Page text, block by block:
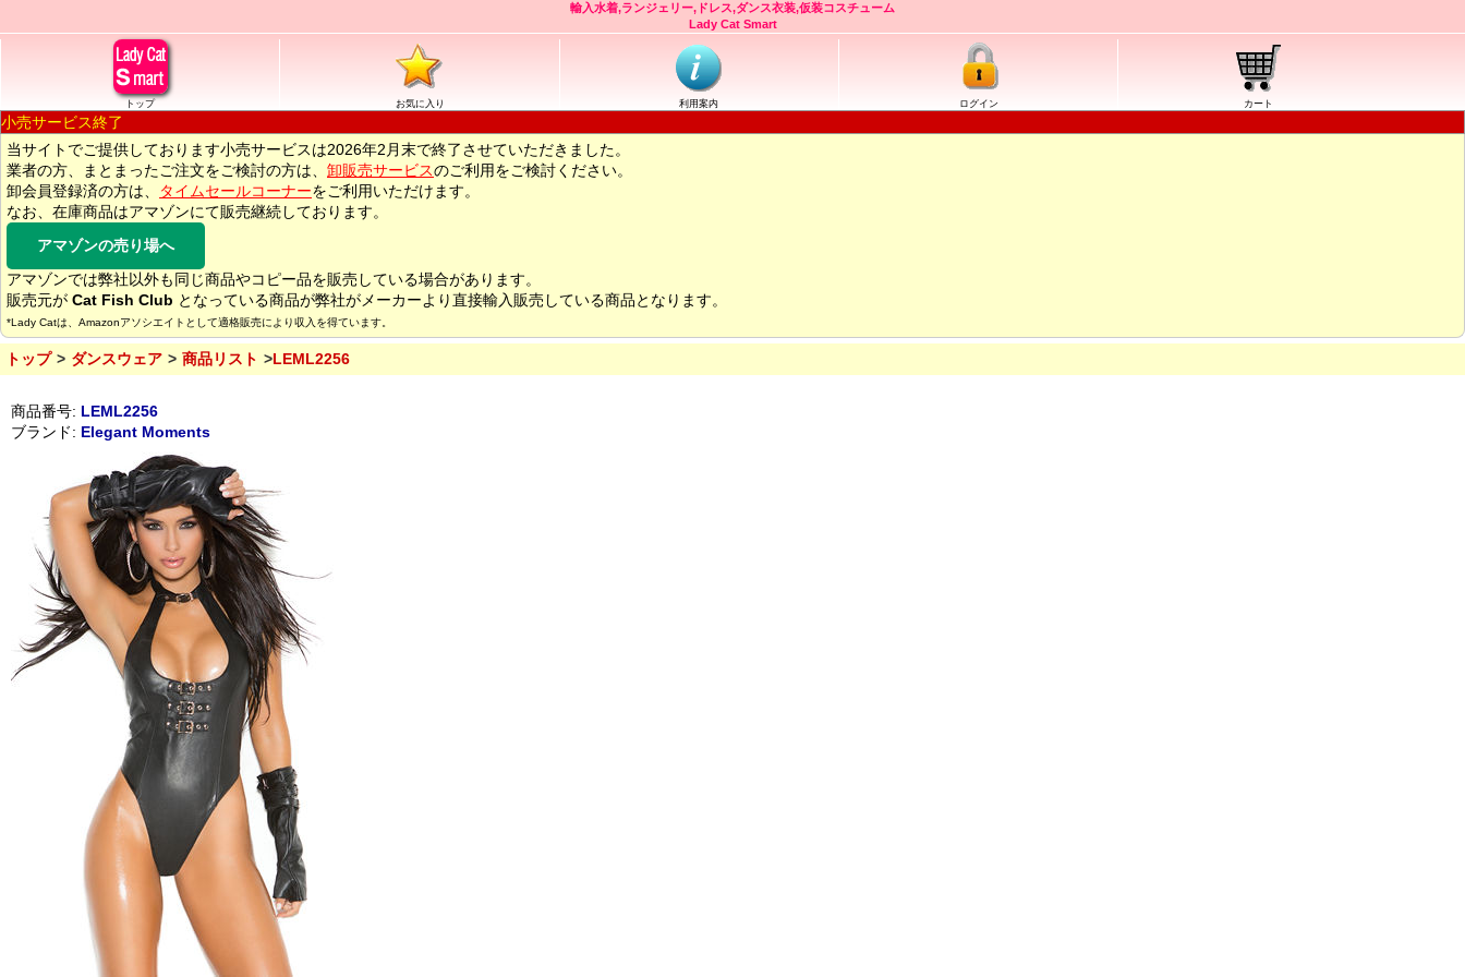
輸入水着,ランジェリー,ドレス,ダンス衣装,仮装コスチューム
Lady Cat Smart
トップ お気に入り 利用案内 ログイン カート
小売サービス終了
当サイトでご提供しております小売サービスは2026年2月末で終了させていただきました。
業者の方、まとまったご注文をご検討の方は、 卸販売サービスのご利用をご検討ください。
卸会員登録済の方は、
タイムセールコーナーをご利用いただけます。
なお、在庫商品はアマゾンにて販売継続しております。
アマゾンの売り場へ
アマゾンでは弊社以外も同じ商品やコピー品を販売している場合があります。
販売元が Cat Fish Club となっている商品が弊社がメーカーより直接輸入販売している商品となります。
*Lady Catは、Amazonアソシエイトとして適格販売により収入を得ています。
トップ ダンスウェア 商品リスト LEML2256
商品番号: LEML2256
ブランド: Elegant Moments